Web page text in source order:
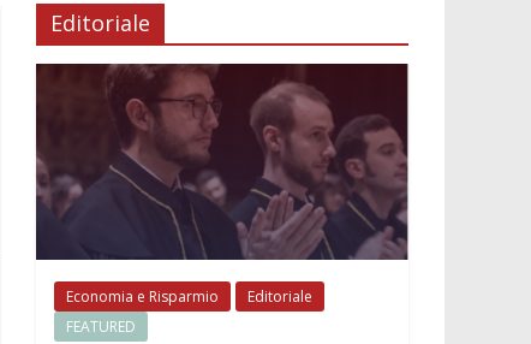
Editoriale
Economia e Risparmio
Editoriale
FEATURED